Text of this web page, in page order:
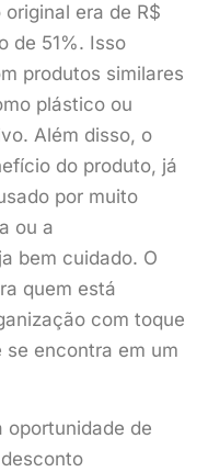
era de R$
de 51%. Isso
produtos similares
plástico ou
Além disso, o
do produto, já
por muito
ou a
bem cuidado. O
quem está
com toque
se encontra em um
oportunidade de